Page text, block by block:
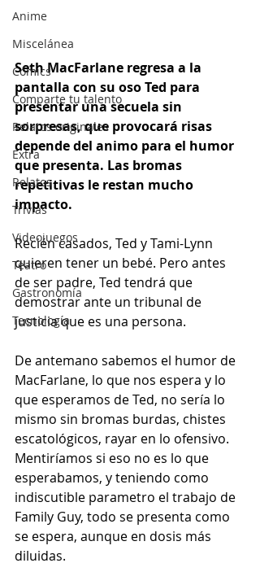
Anime
Miscelánea
Cómics
Comparte tu talento
Relatos originales
Extra
Relatos
Trivias
Videojuegos
Teatro
Gastronomía
Tecnología
Seth MacFarlane regresa a la
pantalla con su oso Ted para
presentar una secuela sin
sorpresas, que provocará risas
depende del animo para el humor
que presenta. Las bromas
repetitivas le restan mucho
impacto.
Recién casados, Ted y Tami-Lynn
quieren tener un bebé. Pero antes
de ser padre, Ted tendrá que
demostrar ante un tribunal de
justicia que es una persona.
De antemano sabemos el humor de
MacFarlane, lo que nos espera y lo
que esperamos de Ted, no sería lo
mismo sin bromas burdas, chistes
escatológicos, rayar en lo ofensivo.
Mentiríamos si eso no es lo que
esperabamos, y teniendo como
indiscutible parametro el trabajo de
Family Guy, todo se presenta como
se espera, aunque en dosis más
diluidas.